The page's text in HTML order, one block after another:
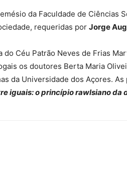
da Faculdade de Ciências
requeridas por Jorge
Céu Patrão Neves de Frias
os doutores Berta Maria
da Universidade dos Açores.
iguais: o princípio rawlsiano da